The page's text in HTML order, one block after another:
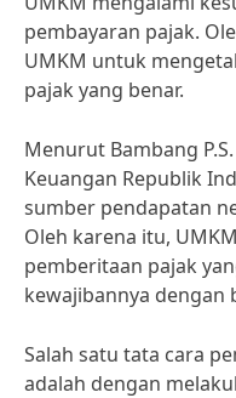
pembayaran pajak.
UMKM untuk
pajak yang benar.
Menurut Bambang
Keuangan Republik
sumber pendapatan
Oleh karena itu,
pemberitaan pajak
kewajibannya dengan
Salah satu tata cara
adalah dengan